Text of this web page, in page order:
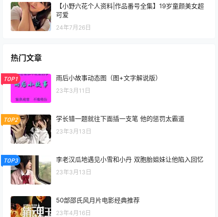
【小野六花个人资料|作品番号全集】19岁童颜美女超
可爱
24年7月26日
热门文章
TOP1 雨后小故事动态图（图+文字解说版）
23年3月11日
TOP2 学长错一题就往下面插一支笔 他的惩罚太霸道
23年3月13日
TOP3 李老汉瓜地遇见小雪和小丹 双胞胎姐妹让他陷入回忆
23年3月13日
50部邵氏风月片电影经典推荐
23年4月16日